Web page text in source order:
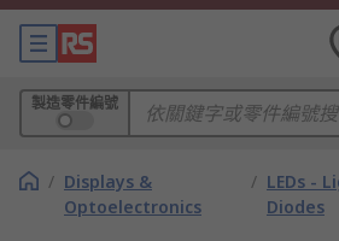
製造零件編號
/ Displays &
Optoelectronics
/ LEDs -
Diodes